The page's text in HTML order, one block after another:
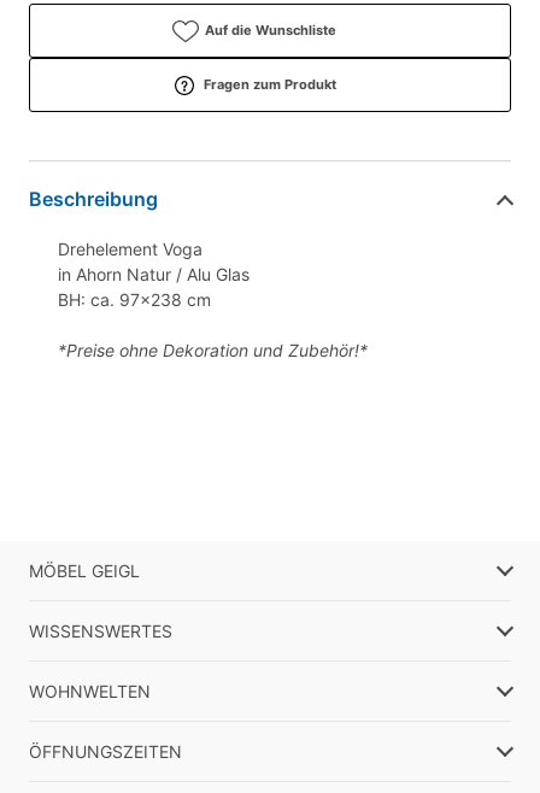
Auf die Wunschliste
Fragen zum Produkt
Beschreibung
Drehelement Voga
in Ahorn Natur / Alu Glas
BH: ca. 97x238 cm
*Preise ohne Dekoration und Zubehör!*
MÖBEL GEIGL
WISSENSWERTES
WOHNWELTEN
ÖFFNUNGSZEITEN